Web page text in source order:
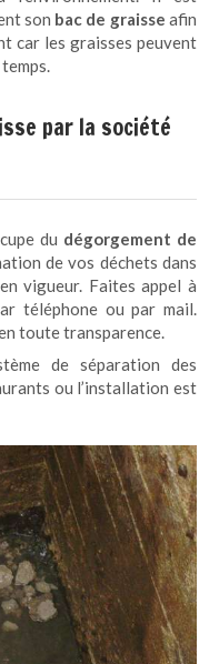
son bac de graisse afin
car les graisses peuvent
par la société
du dégorgement de
de vos déchets dans
vigueur. Faites appel à
téléphone ou par mail.
toute transparence.
de séparation des
ou l’installation est